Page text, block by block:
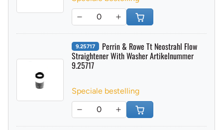
Speciale bestelling
9.25717 Perrin & Rowe Tt Neostrahl Flow
Straightener With Washer Artikelnummer
9.25717
Speciale bestelling